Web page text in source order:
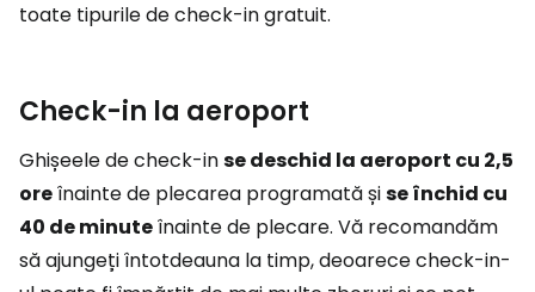
toate tipurile de check-in gratuit.
Check-in la aeroport
Ghișeele de check-inse deschid la aeroport cu 2,5
oreînainte de plecarea programată șise închid cu
40 de minuteînainte de plecare. Vă recomandăm
să ajungeți întotdeauna la timp, deoarece check-in-